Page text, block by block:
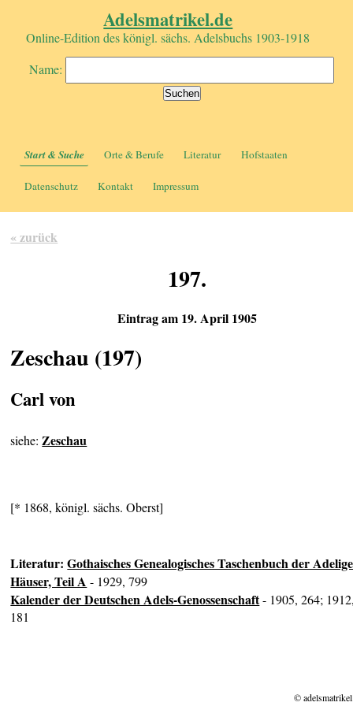
Adelsmatrikel.de
Online-Edition des königl. sächs. Adelsbuchs 1903-1918
Name:
Start & Suche Orte & Berufe Literatur Hofstaaten
Datenschutz Kontakt Impressum
« zurück
197.
Eintrag am 19. April 1905
Zeschau (197)
Carl von
siehe: Zeschau
[* 1868, königl. sächs. Oberst]
Literatur:Gothaisches Genealogisches Taschenbuch der
Häuser, Teil A - 1929, 799
Kalender der Deutschen Adels-Genossenschaft- 1905, 264;
181
©